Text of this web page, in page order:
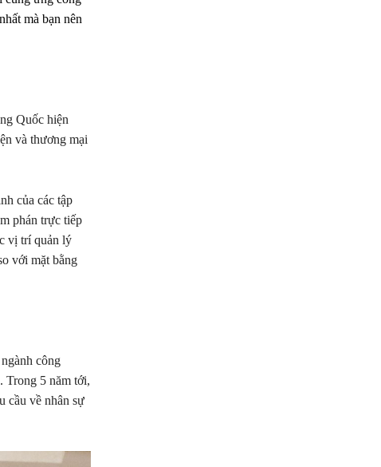
mà bạn nên
Quốc hiện
và thương mại
của các tập
phán trực tiếp
vị trí quản lý
với mặt bằng
công
Trong 5 năm tới,
cầu về nhân sự